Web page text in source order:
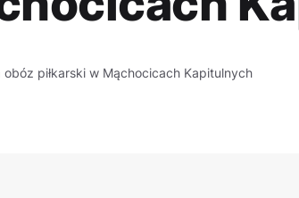
obóz piłkarski w Mąchocicach Kapitulnych